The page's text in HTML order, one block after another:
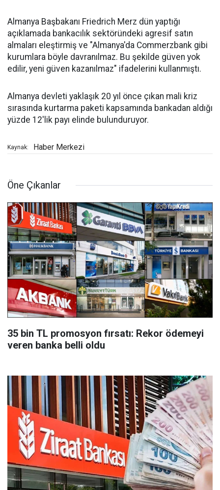
Almanya Başbakanı Friedrich Merz dün yaptığı
açıklamada bankacılık sektöründeki agresif satın
almaları eleştirmiş ve "Almanya'da Commerzbank gibi
kurumlara böyle davranılmaz. Bu şekilde güven yok
edilir, yeni güven kazanılmaz" ifadelerini kullanmıştı.
Almanya devleti yaklaşık 20 yıl önce çıkan mali kriz
sırasında kurtarma paketi kapsamında bankadan aldığı
yüzde 12'lik payı elinde bulunduruyor.
Kaynak: Haber Merkezi
Öne Çıkanlar
35 bin TL promosyon fırsatı: Rekor ödemeyi
veren banka belli oldu